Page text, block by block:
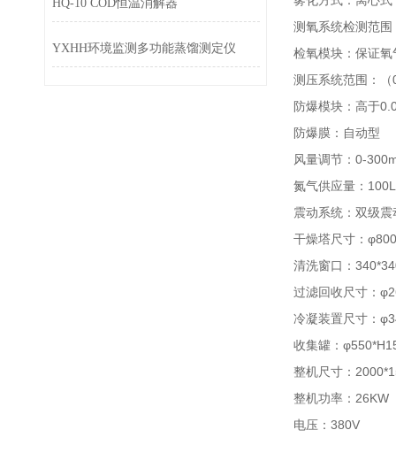
测氧系统检测范
检氧模块：保证
测压系统范围：
防爆模块：高于
防爆膜：自动型
风量调节：0-
氮气供应量：
震动系统：双级震
干燥塔尺寸：
清洗窗口：
过滤回收尺寸：
冷凝装置尺寸：
收集罐：
整机尺寸：
整机功率：26KW
电压：380V
HQ-10 COD恒温消解器
YXHH环境监测多功能蒸馏测定仪